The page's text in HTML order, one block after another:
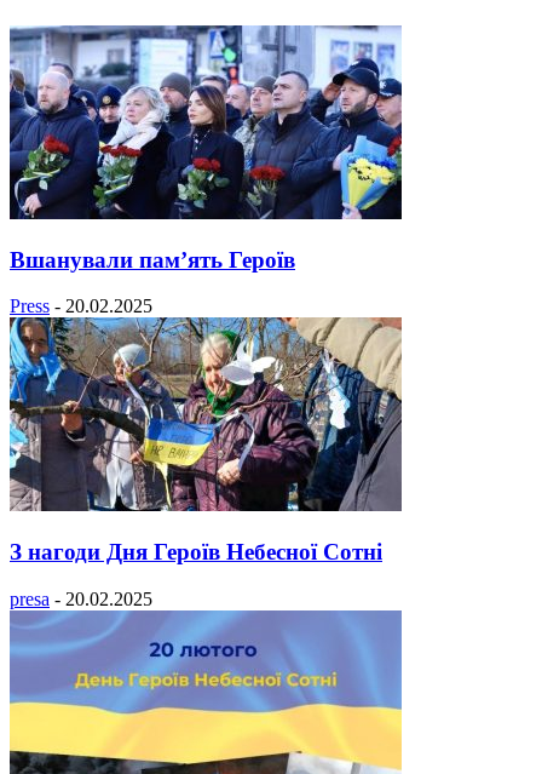
Вшанували пам’ять Героїв
Press - 20.02.2025
З нагоди Дня Героїв Небесної Сотні
presa - 20.02.2025